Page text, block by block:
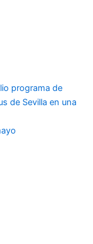
programa de
de Sevilla en una